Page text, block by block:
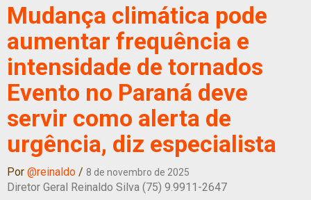
Mudança climática pode
aumentar frequência e
intensidade de tornados
Evento no Paraná deve
servir como alerta de
urgência, diz especialista
Por @reinaldo / 8 de novembro de 2025
Diretor Geral Reinaldo Silva (75) 9.9911-2647